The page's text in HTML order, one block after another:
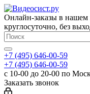
Онлайн-заказы в нашем
круглосуточно, без
+7 (495) 646-00-59
+7 (495) 646-00-59
с 10-00 до 20-00 по
Заказать звонок